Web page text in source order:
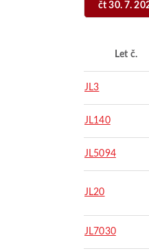
čt 30. 7.
Let č.
JL3
JL140
JL5094
JL20
JL7030